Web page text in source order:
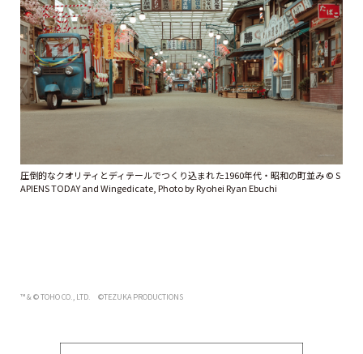
圧倒的なクオリティとディテールでつくり込まれた1960年代・昭和の町並み ©︎ S
APIENS TODAY and Wingedicate, Photo by Ryohei Ryan Ebuchi
™ & © TOHO CO., LTD. ©TEZUKA PRODUCTIONS